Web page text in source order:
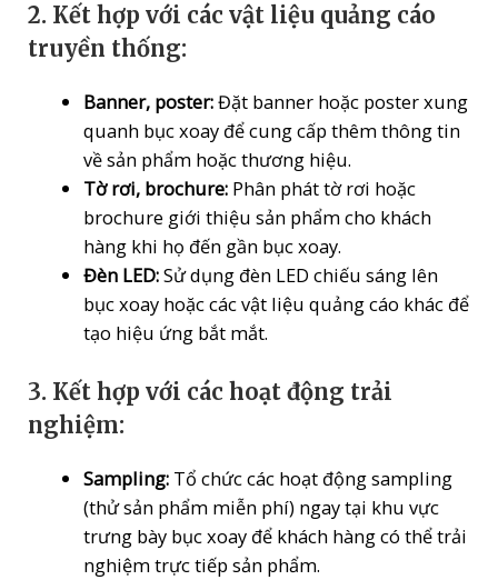
2. Kết hợp với các vật liệu quảng cáo
truyền thống:
Banner, poster:Đặt banner hoặc poster xung
quanh bục xoay để cung cấp thêm thông tin
về sản phẩm hoặc thương hiệu.
Tờ rơi, brochure:Phân phát tờ rơi hoặc
brochure giới thiệu sản phẩm cho khách
hàng khi họ đến gần bục xoay.
Đèn LED:Sử dụng đèn LED chiếu sáng lên
bục xoay hoặc các vật liệu quảng cáo khác để
tạo hiệu ứng bắt mắt.
3. Kết hợp với các hoạt động trải
nghiệm:
Sampling:Tổ chức các hoạt động sampling
(thử sản phẩm miễn phí) ngay tại khu vực
trưng bày bục xoay để khách hàng có thể trải
nghiệm trực tiếp sản phẩm.